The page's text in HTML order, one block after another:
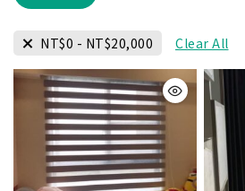
NT$0 - NT$20,000 Clear All